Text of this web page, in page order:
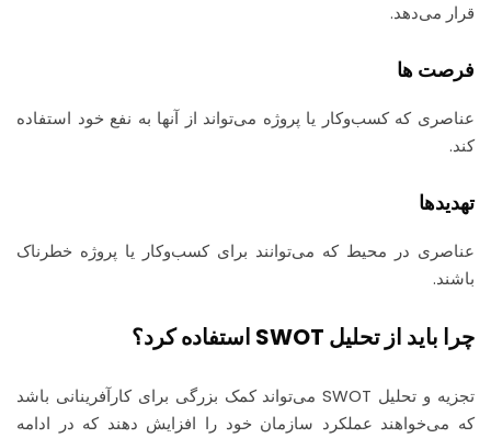
قرار می‌دهد.
فرصت ها
عناصری که کسب‌وکار یا پروژه می‌تواند از آنها به نفع خود استفاده
کند.
تهدیدها
عناصری در محیط که می‌توانند برای کسب‌وکار یا پروژه خطرناک
باشند.
چرا باید از تحلیل SWOT استفاده کرد؟
تجزیه و تحلیل SWOT می‌تواند کمک بزرگی برای کارآفرینانی باشد
که می‌خواهند عملکرد سازمان خود را افزایش دهند که در ادامه